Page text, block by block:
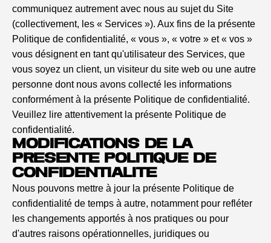
communiquez autrement avec nous au sujet du Site
(collectivement, les « Services »). Aux fins de la présente
Politique de confidentialité, « vous », « votre » et « vos »
vous désignent en tant qu'utilisateur des Services, que
vous soyez un client, un visiteur du site web ou une autre
personne dont nous avons collecté les informations
conformément à la présente Politique de confidentialité.
Veuillez lire attentivement la présente Politique de
confidentialité.
MODIFICATIONS DE LA
PRÉSENTE POLITIQUE DE
CONFIDENTIALITÉ
Nous pouvons mettre à jour la présente Politique de
confidentialité de temps à autre, notamment pour refléter
les changements apportés à nos pratiques ou pour
d'autres raisons opérationnelles, juridiques ou